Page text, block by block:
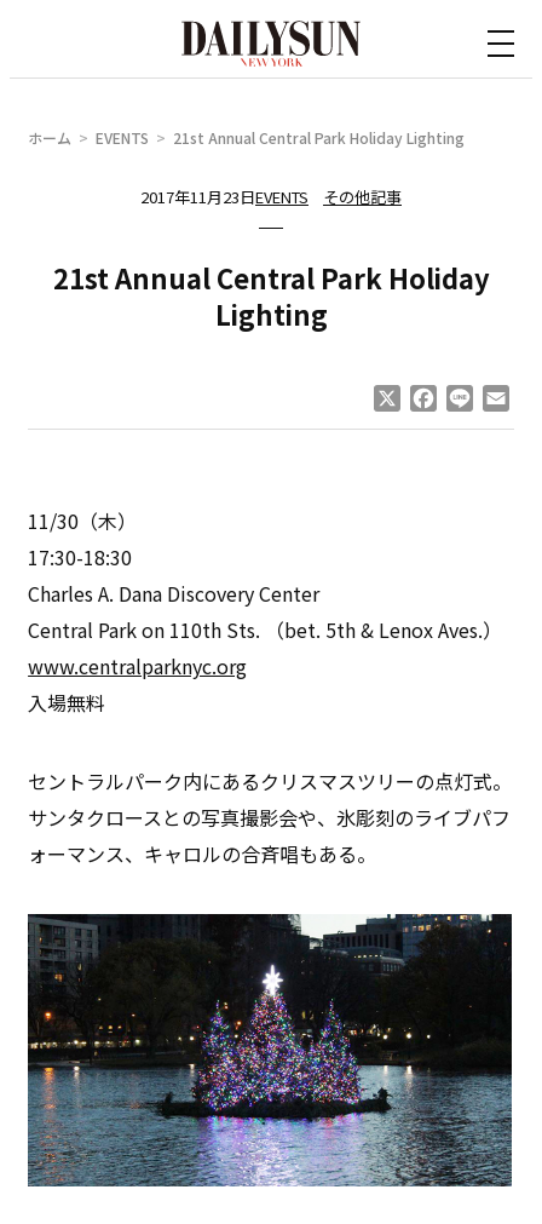
ホーム EVENTS 21st Annual Central Park Holiday Lighting
2017年11月23日EVENTS その他記事
21st Annual Central Park Holiday
Lighting
Facebook
Line
11/30（木）
17:30-18:30
Charles A. Dana Discovery Center
Central Park on 110th Sts. （bet. 5th & Lenox Aves.）
www.centralparknyc.org
入場無料
セントラルパーク内にあるクリスマスツリーの点灯式。
サンタクロースとの写真撮影会や、氷彫刻のライブパフ
ォーマンス、キャロルの合斉唱もある。